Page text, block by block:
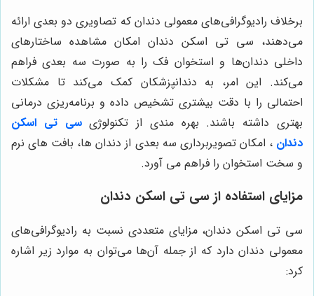
برخلاف رادیوگرافی‌های معمولی دندان که تصاویری دو بعدی ارائه
می‌دهند، سی تی اسکن دندان امکان مشاهده ساختارهای
داخلی دندان‌ها و استخوان فک را به صورت سه بعدی فراهم
می‌کند. این امر، به دندانپزشکان کمک می‌کند تا مشکلات
احتمالی را با دقت بیشتری تشخیص داده و برنامه‌ریزی درمانی
بهتری داشته باشند. بهره مندی از تکنولوژیسی تی اسکن
دندان ، امکان تصویربرداری سه بعدی از دندان ها، بافت های نرم
و سخت استخوان را فراهم می آورد.
مزایای استفاده از سی تی اسکن دندان
سی تی اسکن دندان، مزایای متعددی نسبت به رادیوگرافی‌های
معمولی دندان دارد که از جمله آن‌ها می‌توان به موارد زیر اشاره
کرد: